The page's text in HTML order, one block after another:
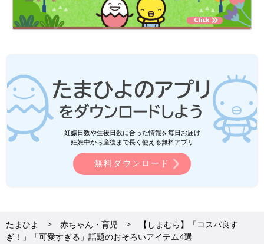
妊娠日数や生後日数に合った情報を毎日お届け
妊娠中から産後まで長く使える無料アプリ
無料ダウンロード
たまひよ 赤ちゃん・育児
【しまむら】「コスパ良す
ぎ！」「可愛すぎる」話題のおそろいアイテム4選